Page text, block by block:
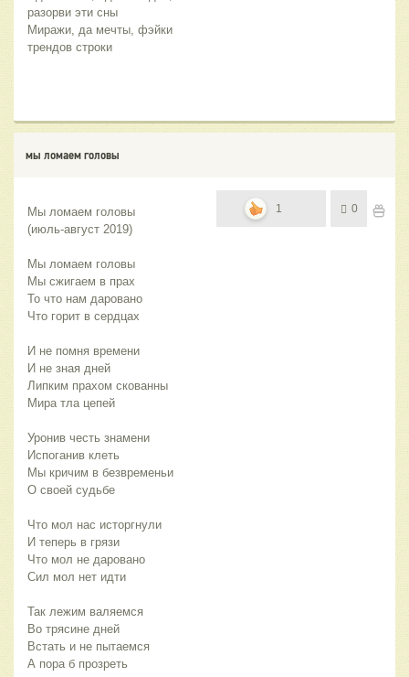
разорви эти сны
Миражи, да мечты, фэйки
трендов строки
мы ломаем головы
Мы ломаем головы
(июль-август 2019)
Мы ломаем головы
Мы сжигаем в прах
То что нам даровано
Что горит в сердцах
И не помня времени
И не зная дней
Липким прахом скованны
Мира тла цепей
Уронив честь знамени
Испоганив клеть
Мы кричим в безвременьи
О своей судьбе
Что мол нас исторгнули
И теперь в грязи
Что мол не даровано
Сил мол нет идти
Так лежим валяемся
Во трясине дней
Встать и не пытаемся
А пора б прозреть
1 0